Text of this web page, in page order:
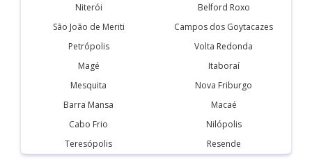
Niterói
Belford Roxo
São João de Meriti
Campos dos Goytacazes
Petrópolis
Volta Redonda
Magé
Itaboraí
Mesquita
Nova Friburgo
Barra Mansa
Macaé
Cabo Frio
Nilópolis
Teresópolis
Resende